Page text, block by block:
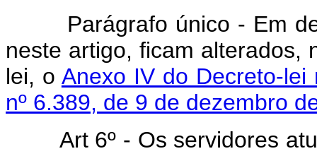
Parágrafo único - Em
neste artigo, ficam alterados,
lei, o Anexo IV do Decreto-lei
nº 6.389, de 9 de dezembro
Art 6º - Os servidores